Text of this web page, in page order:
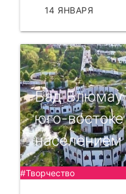
14 ЯНВАРЯ
Бад Блюмау
юго-
населением
#Творчество